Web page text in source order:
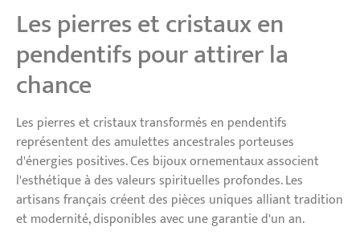
Les pierres et cristaux en
pendentifs pour attirer la
chance
Les pierres et cristaux transformés en pendentifs
représentent des amulettes ancestrales porteuses
d'énergies positives. Ces bijoux ornementaux associent
l'esthétique à des valeurs spirituelles profondes. Les
artisans français créent des pièces uniques alliant tradition
et modernité, disponibles avec une garantie d'un an.